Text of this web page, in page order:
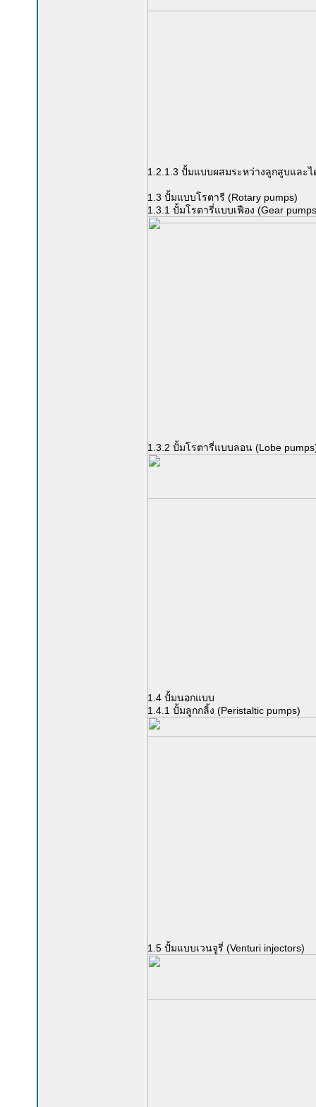
1.2.1.3 ปั้มแบบผสมระหว่างลูกสูบและ
1.3 ปั้มแบบโรตารี (Rotary pumps)
1.3.1 ปั้มโรตารี่แบบเฟือง (Gear
1.3.2 ปั้มโรตารี่แบบลอน (Lobe
1.4 ปั้มนอกแบบ
1.4.1 ปั้มลูกกลิ้ง (Peristaltic pumps)
1.5 ปั้มแบบเวนจูรี่ (Venturi injectors)